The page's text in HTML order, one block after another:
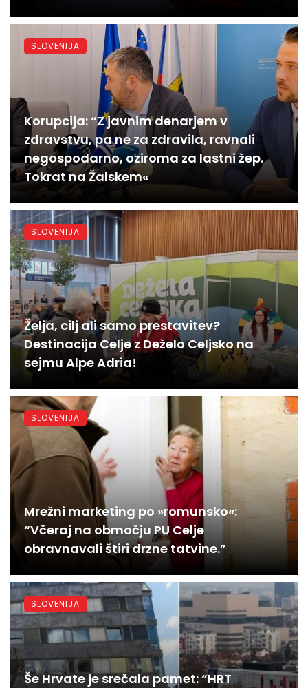
Korupcija: “Z javnim denarjem v
zdravstvu, pa ne za zdravila, ravnali
negospodarno, oziroma za lastni žep.
Tokrat na Žalskem«
SLOVENIJA
Želja, cilj ali samo prestavitev?
Destinacija Celje z Deželo Celjsko na
sejmu Alpe Adria!
SLOVENIJA
Mrežni marketing po »romunsko«:
“Včeraj na območju PU Celje
obravnavali štiri drzne tatvine.”
SLOVENIJA
Še Hrvate je srečala pamet: “HRT
SLOVENIJA